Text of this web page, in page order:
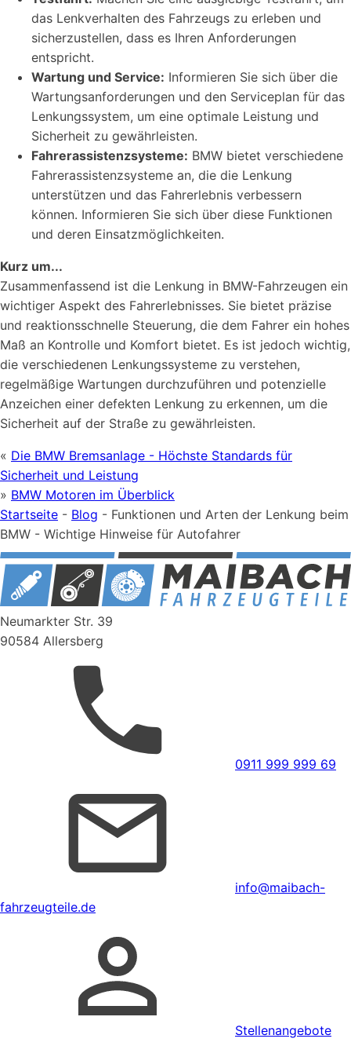
das Lenkverhalten des Fahrzeugs zu erleben und
sicherzustellen, dass es Ihren Anforderungen
entspricht.
Wartung und Service: Informieren Sie sich über die
Wartungsanforderungen und den Serviceplan für das
Lenkungssystem, um eine optimale Leistung und
Sicherheit zu gewährleisten.
Fahrerassistenzsysteme: BMW bietet verschiedene
Fahrerassistenzsysteme an, die die Lenkung
unterstützen und das Fahrerlebnis verbessern
können. Informieren Sie sich über diese Funktionen
und deren Einsatzmöglichkeiten.
Kurz um...
Zusammenfassend ist die Lenkung in BMW-Fahrzeugen ein
wichtiger Aspekt des Fahrerlebnisses. Sie bietet präzise
und reaktionsschnelle Steuerung, die dem Fahrer ein hohes
Maß an Kontrolle und Komfort bietet. Es ist jedoch wichtig,
die verschiedenen Lenkungssysteme zu verstehen,
regelmäßige Wartungen durchzuführen und potenzielle
Anzeichen einer defekten Lenkung zu erkennen, um die
Sicherheit auf der Straße zu gewährleisten.
« Die BMW Bremsanlage - Höchste Standards für
Sicherheit und Leistung
» BMW Motoren im Überblick
Startseite - Blog - Funktionen und Arten der Lenkung beim
BMW - Wichtige Hinweise für Autofahrer
Neumarkter Str. 39
90584 Allersberg
0911 999 999 69
info@maibach-
fahrzeugteile.de
Stellenangebote